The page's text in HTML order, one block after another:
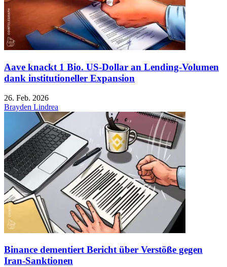
Aave knackt 1 Bio. US-Dollar an Lending-Volumen
dank institutioneller Expansion
26. Feb. 2026
Brayden Lindrea
Binance dementiert Bericht über Verstöße gegen
Iran-Sanktionen